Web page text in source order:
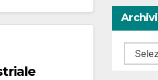
c
o
p
i
)
n
t
Archivi
Archivi